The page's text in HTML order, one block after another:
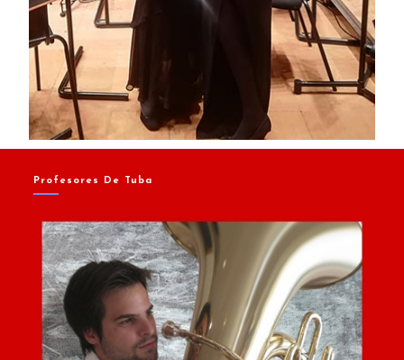
Profesores De Tuba